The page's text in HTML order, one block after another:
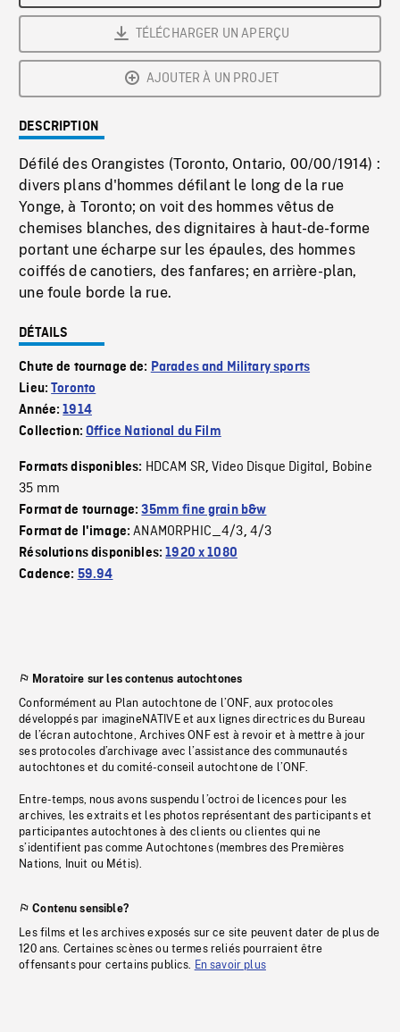
TÉLÉCHARGER UN APERÇU
AJOUTER À UN PROJET
DESCRIPTION
Défilé des Orangistes (Toronto, Ontario, 00/00/1914) :
divers plans d'hommes défilant le long de la rue
Yonge, à Toronto; on voit des hommes vêtus de
chemises blanches, des dignitaires à haut-de-forme
portant une écharpe sur les épaules, des hommes
coiffés de canotiers, des fanfares; en arrière-plan,
une foule borde la rue.
DÉTAILS
Chute de tournage de: Parades and Military sports
Lieu:Toronto
Année:1914
Collection:Office National du Film
Formats disponibles: HDCAM SR,Video Disque Digital, Bobine
35 mm
Format de tournage:35mm fine grain b&w
Format de l'image:ANAMORPHIC_4/3, 4/3
Résolutions disponibles:1920 x 1080
Cadence: 59.94
Moratoire sur les contenus autochtones
Conformément au Plan autochtone de l’ONF, aux protocoles
développés par imagineNATIVE et aux lignes directrices du Bureau
de l’écran autochtone, Archives ONF est à revoir et à mettre à jour
ses protocoles d’archivage avec l’assistance des communautés
autochtones et du comité-conseil autochtone de l’ONF.
Entre-temps, nous avons suspendu l’octroi de licences pour les
archives, les extraits et les photos représentant des participants et
participantes autochtones à des clients ou clientes qui ne
s’identifient pas comme Autochtones (membres des Premières
Nations, Inuit ou Métis).
Contenu sensible?
Les films et les archives exposés sur ce site peuvent dater de plus de
120 ans. Certaines scènes ou termes reliés pourraient être
offensants pour certains publics. En savoir plus